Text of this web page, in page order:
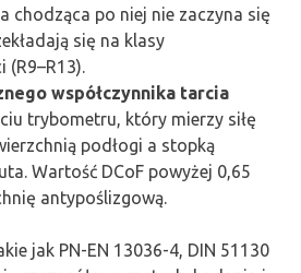
chodząca po niej nie zaczyna się
się na klasy
(R9–R13).
współczynnika tarcia
trybometru, który mierzy siłę
podłogi a stopką
Wartość DCoF powyżej 0,65
antypoślizgową.
jak PN-EN 13036-4, DIN 51130